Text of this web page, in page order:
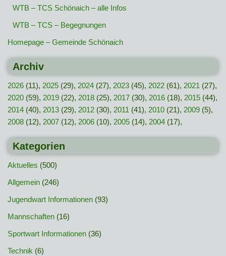
WTB – TCS Schönaich – alle Infos
WTB – TCS – Begegnungen
Homepage – Gemeinde Schönaich
Archiv
2026 (11), 2025 (29), 2024 (27), 2023 (45), 2022 (61), 2021 (27),
2020 (59), 2019 (22), 2018 (25), 2017 (30), 2016 (18), 2015 (44),
2014 (40), 2013 (29), 2012 (30), 2011 (41), 2010 (21), 2009 (5),
2008 (12), 2007 (12), 2006 (10), 2005 (14), 2004 (17),
Kategorien
Aktuelles (500)
Allgemein (246)
Jugendwart Informationen (93)
Mannschaften (16)
Sportwart Informationen (36)
Technik (6)